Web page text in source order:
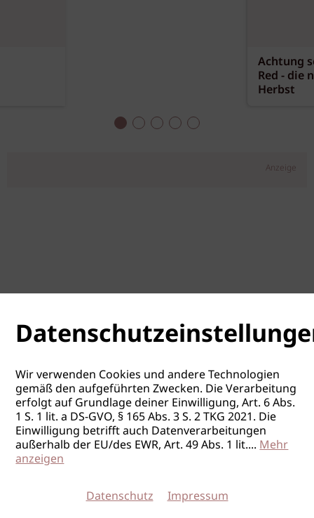
Achtung
Red - die
Herbst
Anzeige
Wir verwenden Cookies und andere Technologien
gemäß den aufgeführten Zwecken. Die Verarbeitung
erfolgt auf Grundlage deiner Einwilligung, Art. 6 Abs.
1 S. 1 lit. a DS-GVO, § 165 Abs. 3 S. 2 TKG 2021. Die
Einwilligung betrifft auch Datenverarbeitungen
außerhalb der EU/des EWR, Art. 49 Abs. 1 lit....Mehr
anzeigen
Datenschutz Impressum